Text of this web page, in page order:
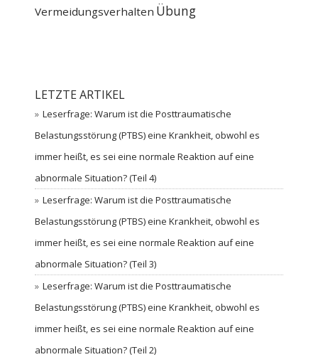
Vermeidungsverhalten Übung
LETZTE ARTIKEL
Leserfrage: Warum ist die Posttraumatische
Belastungsstörung (PTBS) eine Krankheit, obwohl es
immer heißt, es sei eine normale Reaktion auf eine
abnormale Situation? (Teil 4)
Leserfrage: Warum ist die Posttraumatische
Belastungsstörung (PTBS) eine Krankheit, obwohl es
immer heißt, es sei eine normale Reaktion auf eine
abnormale Situation? (Teil 3)
Leserfrage: Warum ist die Posttraumatische
Belastungsstörung (PTBS) eine Krankheit, obwohl es
immer heißt, es sei eine normale Reaktion auf eine
abnormale Situation? (Teil 2)